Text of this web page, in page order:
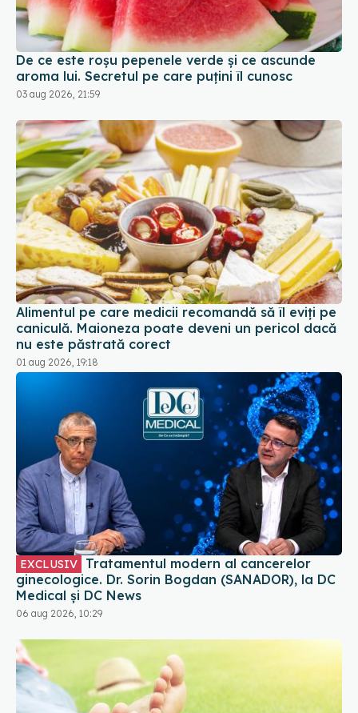
De ce este roșu pepenele verde și ce ascunde
aroma lui. Secretul pe care puțini îl cunosc
03 aug 2026, 21:59
Alimentul pe care medicii recomandă să îl eviți pe
caniculă. Maioneza poate deveni un pericol dacă
nu este păstrată corect
01 aug 2026, 19:18
EXCLUSIV
Tratamentul modern al cancerelor
ginecologice. Dr. Sorin Bogdan (SANADOR), la DC
Medical și DC News
06 aug 2026, 10:29